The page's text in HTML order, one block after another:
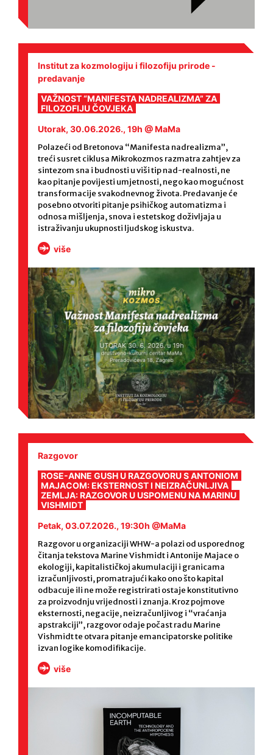
Institut za kozmologiju i filozofiju prirode -
predavanje
VAŽNOST “MANIFESTA NADREALIZMA” ZA
FILOZOFIJU ČOVJEKA
Utorak, 30.06.2026., 19h @ MaMa
Polazeći od Bretonova “Manifesta nadrealizma”,
treći susret ciklusa Mikrokozmos razmatra zahtjev za
sintezom sna i budnosti u viši tip nad-realnosti, ne
kao pitanje povijesti umjetnosti, nego kao mogućnost
transformacije svakodnevnog života. Predavanje će
posebno otvoriti pitanje psihičkog automatizma i
odnosa mišljenja, snova i estetskog doživljaja u
istraživanju ukupnosti ljudskog iskustva.
više
Razgovor
ROSE-ANNE GUSH U RAZGOVORU S ANTONIOM
MAJACOM: EKSTERNOST I NEIZRAČUNLJIVA
ZEMLJA: RAZGOVOR U USPOMENU NA MARINU
VISHMIDT
Petak, 03.07.2026., 19:30h @MaMa
Razgovor u organizaciji WHW-a polazi od usporednog
čitanja tekstova Marine Vishmidt i Antonije Majace o
ekologiji, kapitalističkoj akumulaciji i granicama
izračunljivosti, promatrajući kako ono što kapital
odbacuje ili ne može registrirati ostaje konstitutivno
za proizvodnju vrijednosti i znanja. Kroz pojmove
eksternosti, negacije, neizračunljivog i “vraćanja
apstrakciji”, razgovor odaje počast radu Marine
Vishmidt te otvara pitanje emancipatorske politike
izvan logike komodifikacije.
više